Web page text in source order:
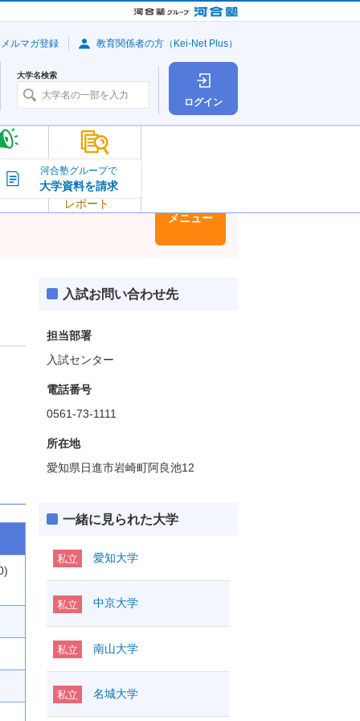
ログイン
学
大学の今
トピック＆
レポート
大学名検索
ルマガ登録 教育関係者の方（Kei-Net Plus）
河合塾グループで
大学資料を請求
メニュー
入試お問い合わせ先
担当部署
入試センター
電話番号
0561-73-1111
所在地
愛知県日進市岩崎町阿良池12
一緒に見られた大学
私立 愛知大学
私立 中京大学
私立 南山大学
私立 名城大学